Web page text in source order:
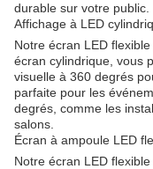
durable sur votre public.
Affichage à LED
Notre écran LED
écran cylindrique, vous
visuelle à 360 degrés
parfaite pour les
degrés, comme les
salons.
Écran à ampoule LED
Notre écran LED